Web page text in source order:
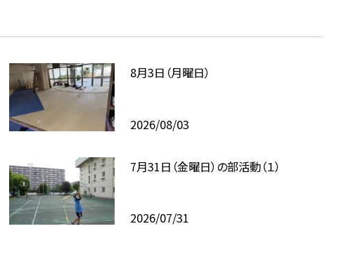
8月3日（月曜日）
2026/08/03
7月31日（金曜日）の部活動（１）
2026/07/31